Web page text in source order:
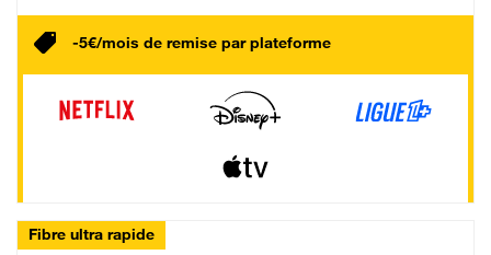
-5€/mois de remise par plateforme
Fibre ultra rapide